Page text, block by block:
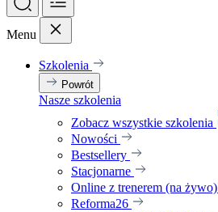
Menu
Szkolenia
Powrót
Nasze szkolenia
Zobacz wszystkie szkolenia
Nowości
Bestsellery
Stacjonarne
Online z trenerem (na żywo)
Reforma26